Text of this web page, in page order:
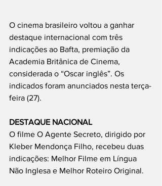
O cinema brasileiro voltou a ganhar
destaque internacional com três
indicações ao Bafta, premiação da
Academia Britânica de Cinema,
considerada o “Oscar inglês”. Os
indicados foram anunciados nesta terça-
feira (27).
DESTAQUE NACIONAL
O filme O Agente Secreto, dirigido por
Kleber Mendonça Filho, recebeu duas
indicações: Melhor Filme em Língua
Não Inglesa e Melhor Roteiro Original.